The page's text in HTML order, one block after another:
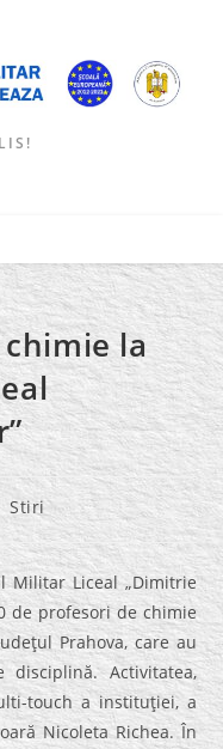
chimie la
Stiri
Liceal „Dimitrie
de profesori de chimie
Prahova, care au
Activitatea,
touch a instituţiei, a
Nicoleta Richea. În